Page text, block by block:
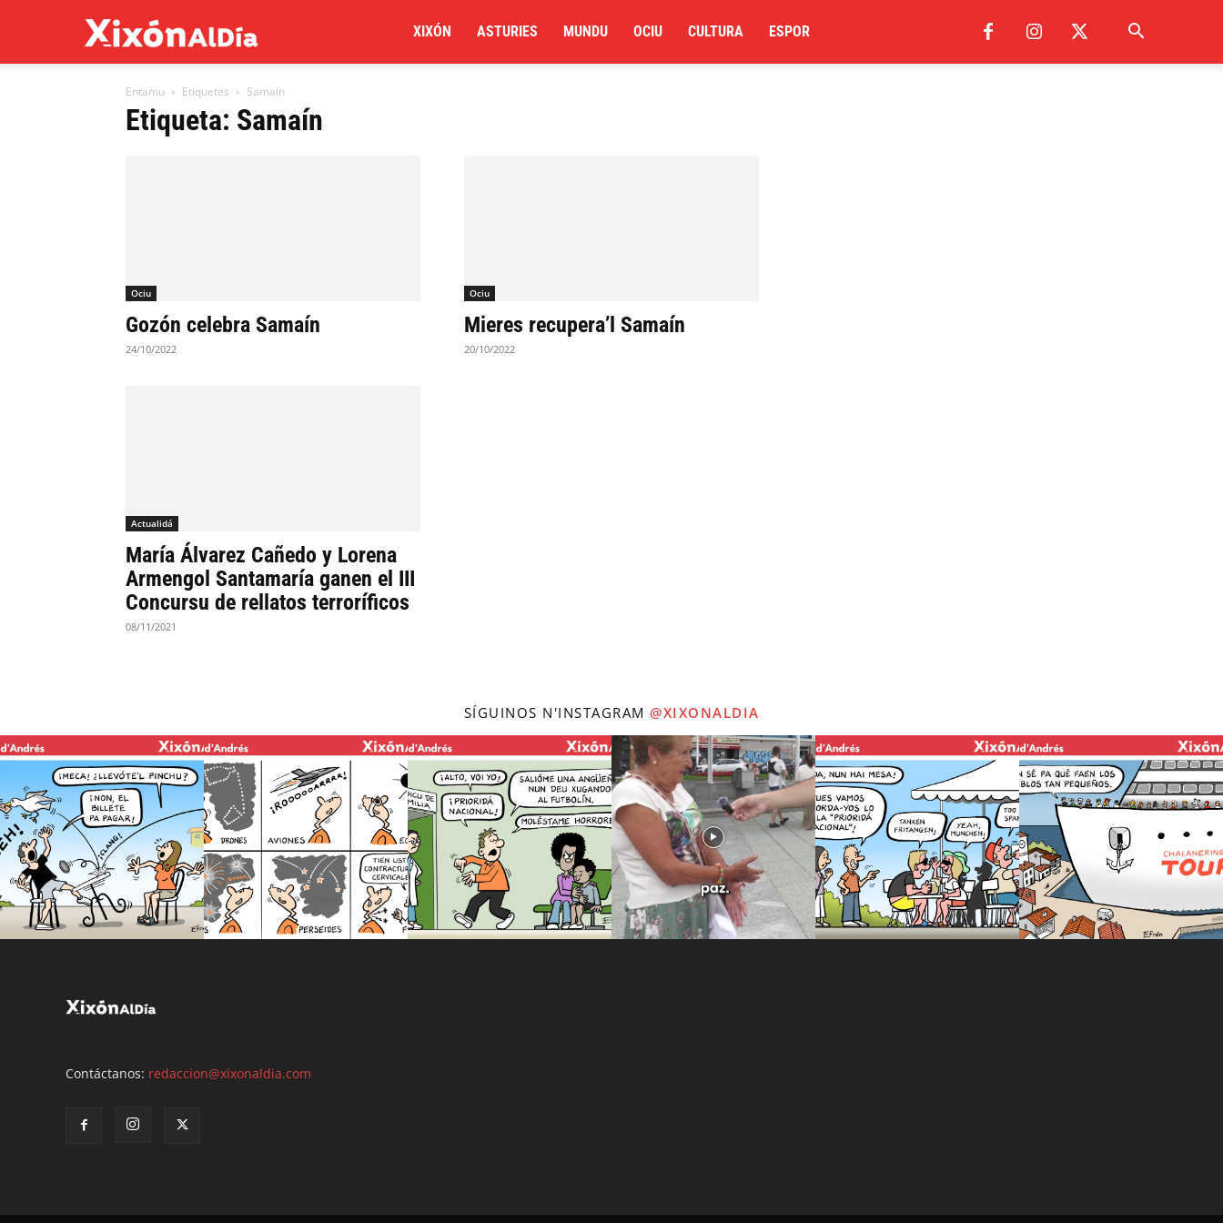
al
XIXÓN ASTURIES MUNDU OCIU CULTURA ESPOR
Entamu Etiquetes Samaín
Etiqueta: Samaín
Ociu
Gozón celebra Samaín
24/10/2022
Ociu
Mieres recupera’l Samaín
20/10/2022
Actualidá
María Álvarez Cañedo y Lorena
Armengol Santamaría ganen el III
Concursu de rellatos terroríficos
08/11/2021
SÍGUINOS N'INSTAGRAM @XIXONALDIA
Contáctanos: redaccion@xixonaldia.com